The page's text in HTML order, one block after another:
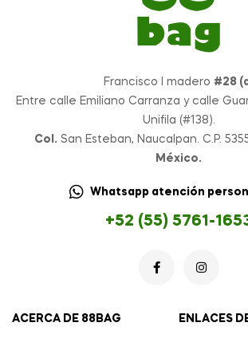
Francisco I madero #28
Entre calle Emiliano Carranza y calle
Unifila (#138).
Col. San Esteban, Naucalpan. C.P.
México.
Whatsapp atención
+52 (55) 5761-
ACERCA DE 88BAG ENLACES